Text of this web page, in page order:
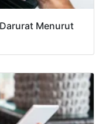
Menurut